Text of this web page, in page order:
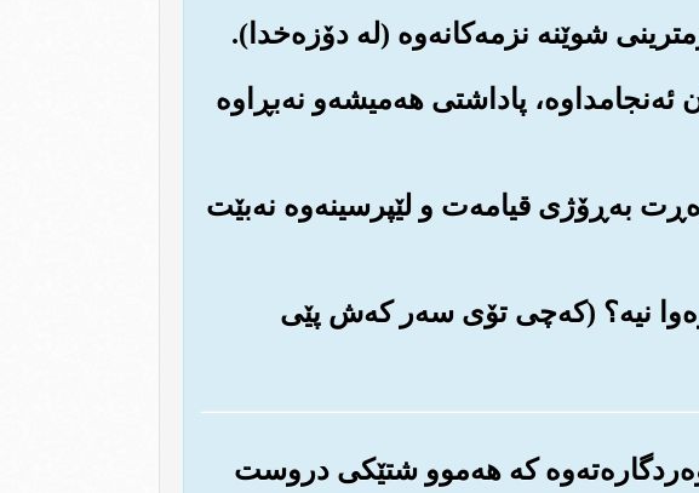
ئه‌نجامداوه‌، پاداشتی هه‌میشه‌و نه‌بڕاوه
به‌ڕۆژی قیامه‌ت و لێپرسینه‌وه نه‌بێت
نیه‌؟ (که‌چی تۆی سه‌ر که‌ش پێی
که هه‌موو شتێکی دروست